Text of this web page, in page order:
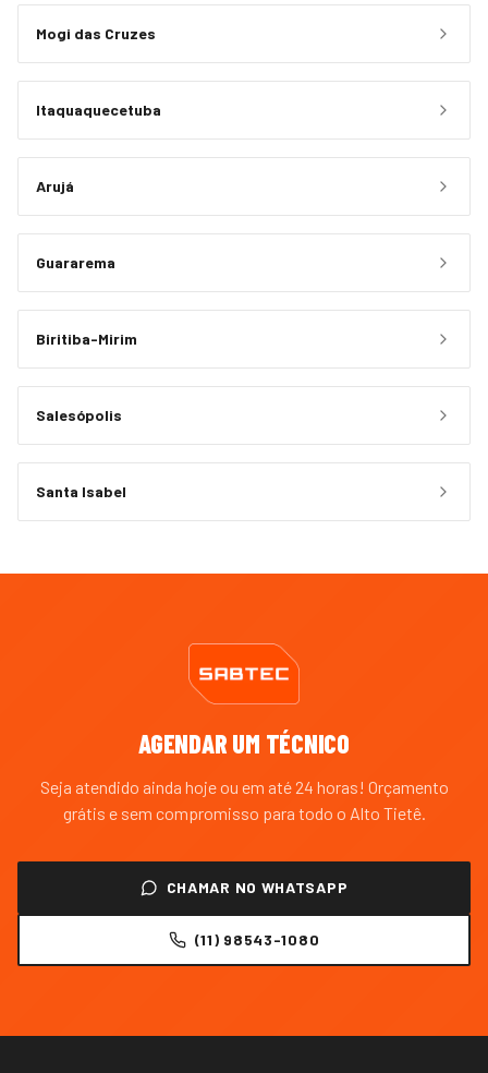
Mogi das Cruzes
Itaquaquecetuba
Arujá
Guararema
Biritiba-Mirim
Salesópolis
Santa Isabel
AGENDAR UM TÉCNICO
Seja atendido ainda hoje ou em até 24 horas! Orçamento
grátis e sem compromisso para todo o Alto Tietê.
CHAMAR NO WHATSAPP
(11) 98543-1080